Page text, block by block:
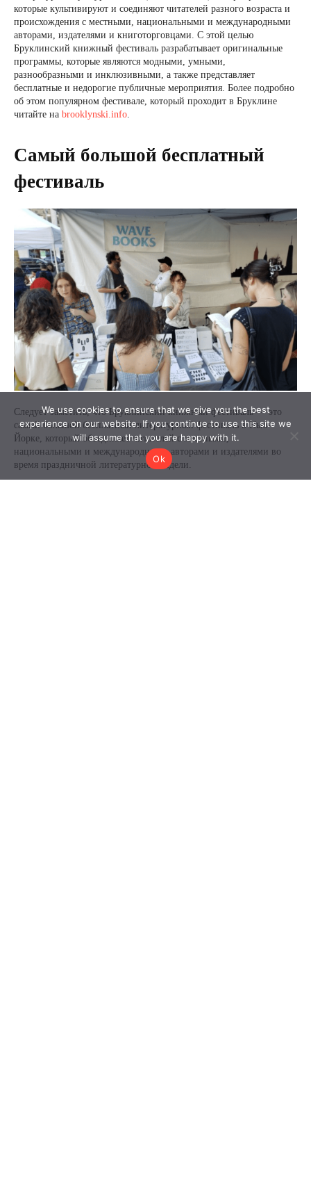
We use cookies to ensure that we give you the best
experience on our website. If you continue to use this site we
will assume that you are happy with it.
Ok